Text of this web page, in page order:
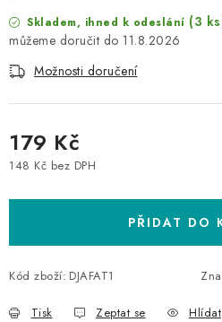
Skladem, ihned k odeslání (3
11.8.2026
Možnosti doručení
179 Kč
148 Kč bez DPH
PŘIDAT DO
Kód zboží: DJAFAT1
Tisk Zeptat se Hlídat